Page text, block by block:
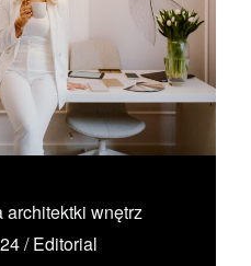
wnętrz
/Editorial